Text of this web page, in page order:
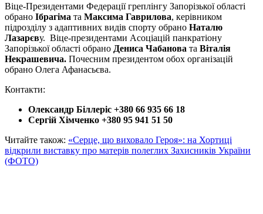
Віце-Президентами Федерації греплінгу Запорізької області
обрано Ібрагіма та Максима Гаврилова, керівником
підрозділу з адаптивних видів спорту обрано Наталю
Лазарєву. Віце-президентами Асоціацій панкратіону
Запорізької області обрано Дениса Чабанова та Віталія
Некрашевича. Почесним президентом обох організацій
обрано Олега Афанасьєва.
Контакти:
Олександр Біллеріс +380 66 935 66 18
Сергій Хімченко +380 95 941 51 50
Читайте також: «Серце, що виховало Героя»: на Хортиці
відкрили виставку про матерів полеглих Захисників України
(ФОТО)